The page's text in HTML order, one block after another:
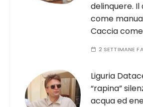
delinquere. Il
come
Caccia
2 SETTIMANE FA
Liguria
“rapina”
acqua ed